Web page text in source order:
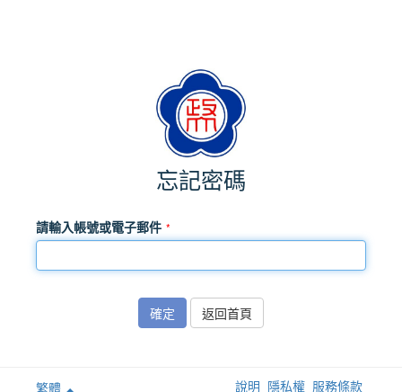
忘記密碼
請輸入帳號或電子郵件
確定 返回首頁
繁體 說明 隱私權 服務條款